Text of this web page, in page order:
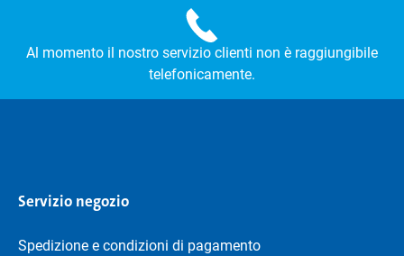
Al momento il nostro servizio clienti non è raggiungibile
telefonicamente.
Servizio negozio
Spedizione e condizioni di pagamento